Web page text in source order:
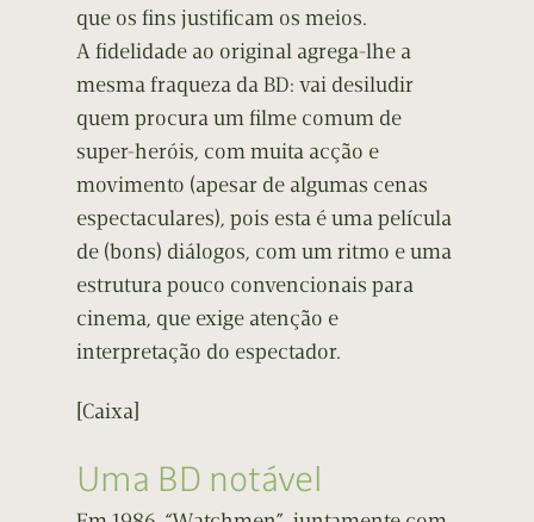
que os fins justificam os meios.
A fidelidade ao original agrega-lhe a
mesma fraqueza da BD: vai desiludir
quem procura um filme comum de
super-heróis, com muita acção e
movimento (apesar de algumas cenas
espectaculares), pois esta é uma película
de (bons) diálogos, com um ritmo e uma
estrutura pouco convencionais para
cinema, que exige atenção e
interpretação do espectador.
[Caixa]
Uma BD notável